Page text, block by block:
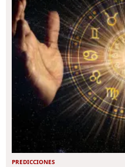
PREDICCIONES